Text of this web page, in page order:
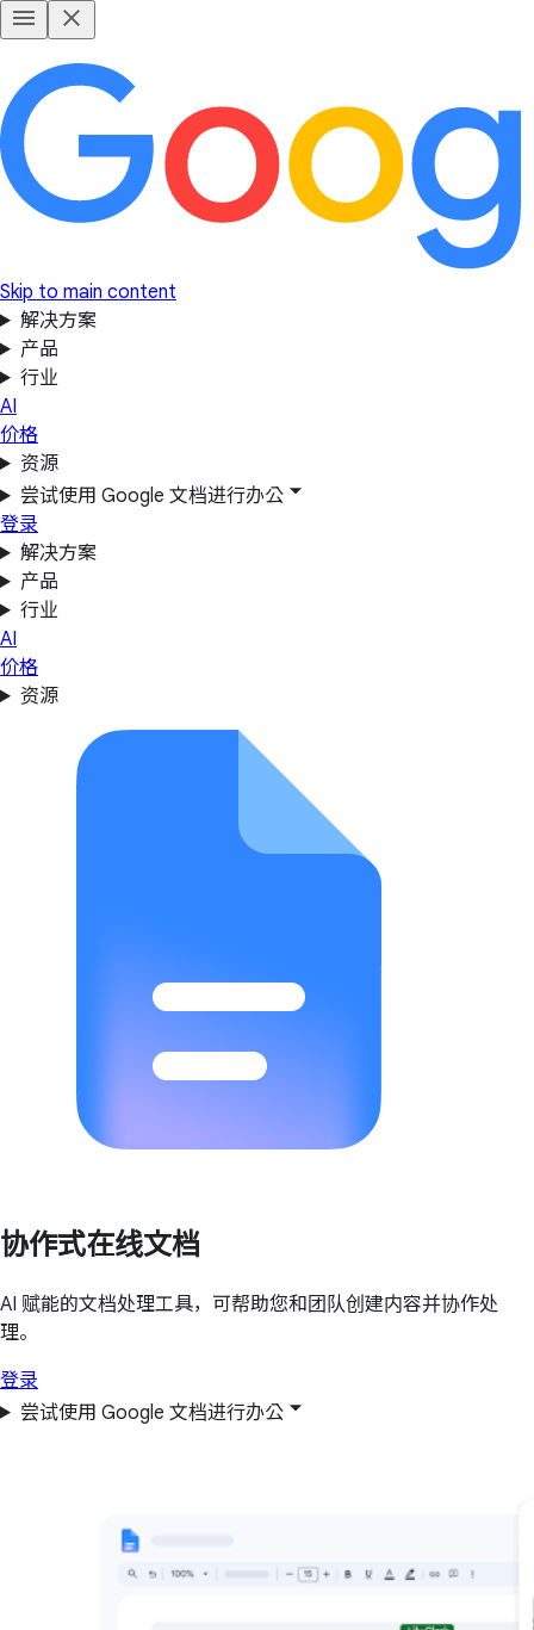
Skip to main content
解决方案
产品
行业
AI
价格
资源
尝试使用 Google 文档进行办公
登录
解决方案
产品
行业
AI
价格
资源
协作式在线文档
AI 赋能的文档处理工具，可帮助您和团队创建内容并协作处
理。
登录
尝试使用 Google 文档进行办公